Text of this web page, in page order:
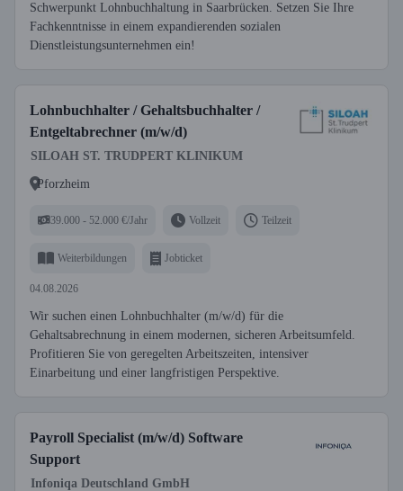
Schwerpunkt Lohnbuchhaltung in Saarbrücken. Setzen Sie Ihre
Fachkenntnisse in einem expandierenden sozialen
Dienstleistungsunternehmen ein!
Lohnbuchhalter / Gehaltsbuchhalter /
Entgeltabrechner (m/w/d)
SILOAH ST. TRUDPERT KLINIKUM
Pforzheim
39.000 - 52.000 €/Jahr Vollzeit Teilzeit
Weiterbildungen Jobticket
04.08.2026
Wir suchen einen Lohnbuchhalter (m/w/d) für die
Gehaltsabrechnung in einem modernen, sicheren Arbeitsumfeld.
Profitieren Sie von geregelten Arbeitszeiten, intensiver
Einarbeitung und einer langfristigen Perspektive.
Payroll Specialist (m/w/d) Software
Support
Infoniqa Deutschland GmbH